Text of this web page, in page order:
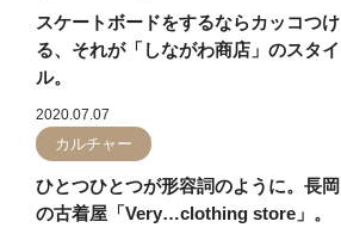
スケートボードをするならカッコつけ
る、それが「しながわ商店」のスタイ
ル。
2020.07.07
カルチャー
ひとつひとつが形容詞のように。長岡
の古着屋「Very…clothing store」。